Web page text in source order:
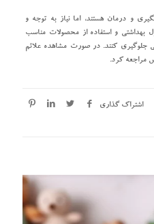
و درمان هستند، اما نیاز به توجه و
بهداشتی و استفاده از محصولات مناسب
جلوگیری کنند. در صورت مشاهده علائم
مراجعه کرد.
اشتراک گذاری